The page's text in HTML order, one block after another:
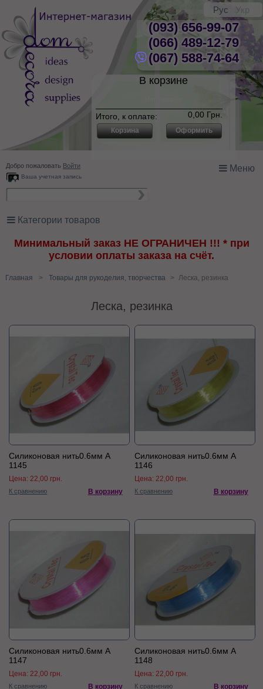
Рус Укр
(093) 656-99-07
(066) 489-12-79
(067) 588-74-64
В корзине
0,00 Грн.
Итого, к оплате:
Корзина Оформить
Добро пожаловать Войти
Ваша учетная запись
Меню
Категории товаров
Минимальный заказ НЕ ОГРАНИЧЕН !!! * при
условии оплаты заказа на счёт.
Главная > Товары для рукоделия, творчества > Леска, резинка
Леска, резинка
Силиконовая нить0.6мм А
1145
Цена:22,00 грн.
К сравнению В корзину
Силиконовая нить0.6мм А
1146
Цена:22,00 грн.
К сравнению В корзину
Силиконовая нить0.6мм А
1147
Цена: 22,00 грн.
К сравнению В корзину
Силиконовая нить0.6мм А
1148
Цена: 22,00 грн.
К сравнению В корзину